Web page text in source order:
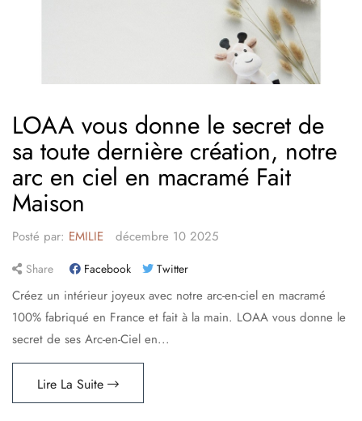
LOAA vous donne le secret de
sa toute dernière création, notre
arc en ciel en macramé Fait
Maison
Posté par: EMILIE décembre 10 2025
Share Facebook Twitter
Créez un intérieur joyeux avec notre arc-en-ciel en macramé
100% fabriqué en France et fait à la main. LOAA vous donne le
secret de ses Arc-en-Ciel en...
Lire La Suite